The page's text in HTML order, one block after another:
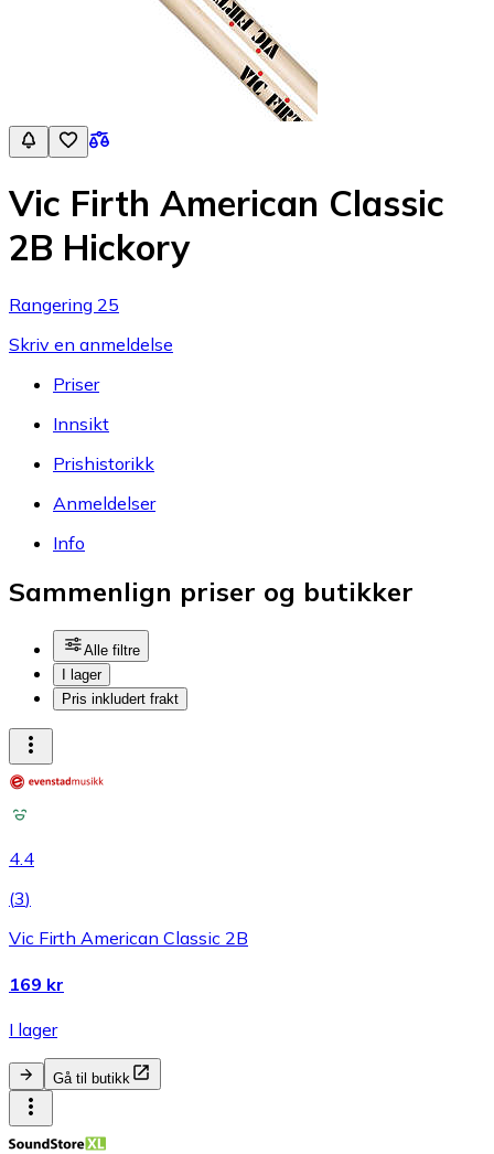
Vic Firth American Classic
2B Hickory
Rangering 25
Skriv en anmeldelse
Priser
Innsikt
Prishistorikk
Anmeldelser
Info
Sammenlign priser og butikker
Alle filtre
I lager
Pris inkludert frakt
4.4
(3)
Vic Firth American Classic 2B
169 kr
I lager
Gå til butikk